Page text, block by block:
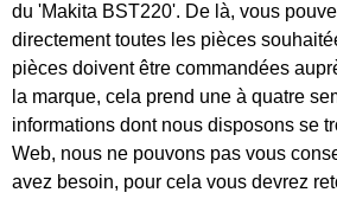
du 'Makita BST220'. De là, vous
directement toutes les pièces
pièces doivent être commandées
la marque, cela prend une à quatre
informations dont nous disposons se
Web, nous ne pouvons pas vous
avez besoin, pour cela vous devrez